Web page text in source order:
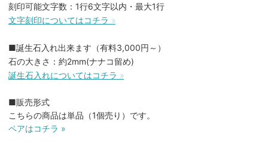
刻印可能文字数：1行6文字以内・最大1行
文字刻印についてはコチラ »
■誕生石入れ出来ます（有料3,000円～）
石の大きさ：約2mm(ナナコ留め)
誕生石入れについてはコチラ »
■販売形式
こちらの商品は単品（1個売り）です。
ペアはコチラ »